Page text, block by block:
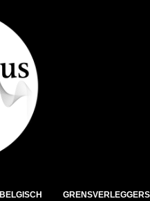
BELGISCH GRENSVERLEGGERS